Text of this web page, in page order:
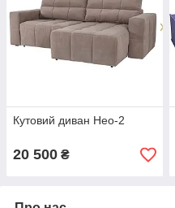
Кутовий диван Нео-2
20 500 ₴